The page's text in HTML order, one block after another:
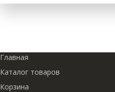
Главная
Каталог товаров
Корзина